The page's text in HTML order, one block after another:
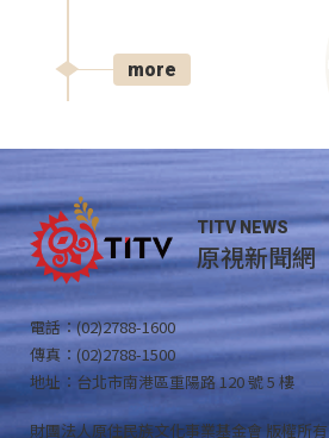
more
TITV NEWS
原視新聞網
電話：(02)2788-1600
傳真：(02)2788-1500
地址：台北市南港區重陽路 120 號 5 樓
財團法人原住民族文化事業基金會 版權所有